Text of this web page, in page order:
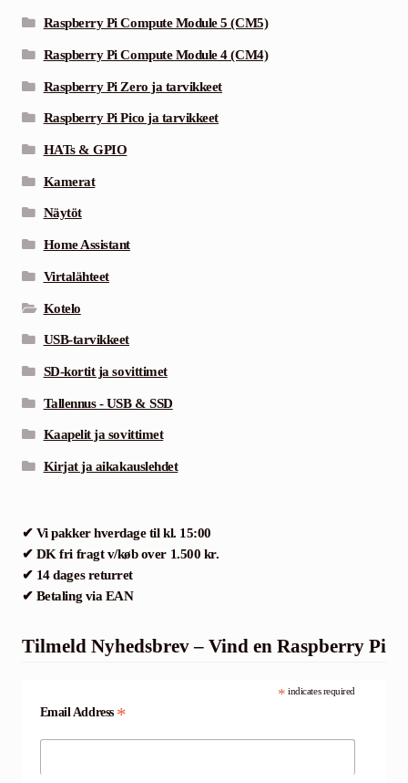
Raspberry Pi Compute Module 5 (CM5)
Raspberry Pi Compute Module 4 (CM4)
Raspberry Pi Zero ja tarvikkeet
Raspberry Pi Pico ja tarvikkeet
HATs & GPIO
Kamerat
Näytöt
Home Assistant
Virtalähteet
Kotelo
USB-tarvikkeet
SD-kortit ja sovittimet
Tallennus - USB & SSD
Kaapelit ja sovittimet
Kirjat ja aikakauslehdet
✔ Vi pakker hverdage til kl. 15:00
✔ DK fri fragt v/køb over 1.500 kr.
✔ 14 dages returret
✔ Betaling via EAN
Tilmeld Nyhedsbrev – Vind en Raspberry Pi
* indicates required
Email Address *